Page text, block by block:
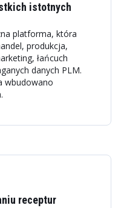
istotnych
platforma, która
produkcja,
łańcuch
danych PLM.
wbudowano
receptur